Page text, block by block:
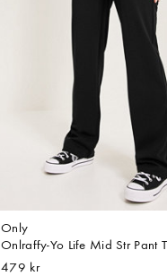
Only
Onlraffy-Yo Life Mid Str Pant
479 kr